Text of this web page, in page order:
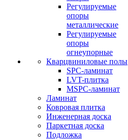
Регулируемые
опоры
металлические
Регулируемые
опоры
огнеупорные
Кварцвиниловые полы
SPC-ламинат
LVT-плитка
MSPC-ламинат
Ламинат
Ковровая плитка
Инженерная доска
Паркетная доска
Подложка